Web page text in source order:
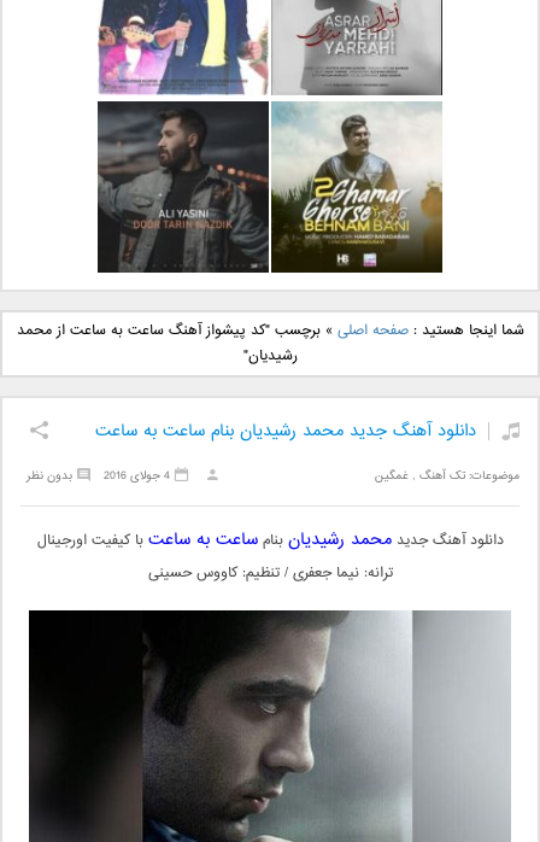
دانلود آهنگ جدید مهدی
یراحی بنام اسرار
دانلود آهنگ جدید فرزاد
فرزین بنام آتیش
دانلود آهنگ جدید بهنام
بانی بنام قرص قمر 2
دانلود آهنگ جدید علی
یاسینی بنام دورترین نزدیک
شما اینجا هستید :صفحه اصلی »برچسب "کد پیشواز آهنگ ساعت به ساعت از محمد
رشیدیان"
دانلود آهنگ جدید محمد رشیدیان بنام ساعت به ساعت
موضوعات:تک آهنگ ,غمگین بدون نظر 4 جولای 2016
دانلود آهنگ جدیدمحمد رشیدیانبنامساعت به ساعتبا کیفیت اورجینال
ترانه: نیما جعفری / تنظیم: کاووس حسینی